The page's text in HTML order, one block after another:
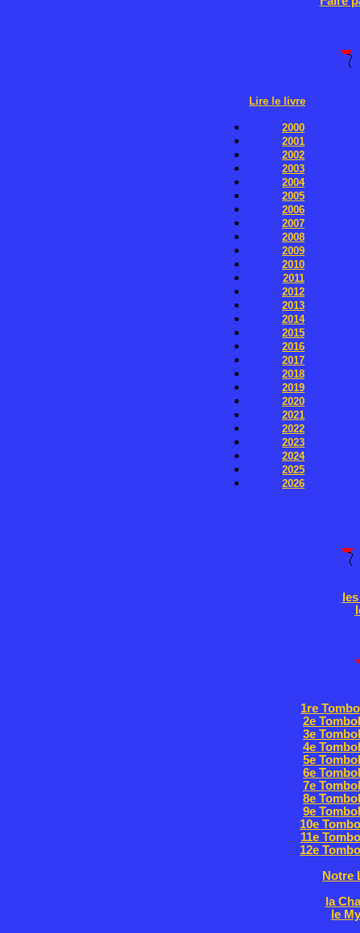
Lire le livre
2000
2001
2002
2003
2004
2005
2006
2007
2008
2009
2010
2011
2012
2013
2014
2015
2016
2017
2018
2019
2020
2021
2022
2023
2024
2025
2026
1re
2e
3e
4e
5e
6e
7e
8e
9e
10e
11e
12e
Notre
la
le